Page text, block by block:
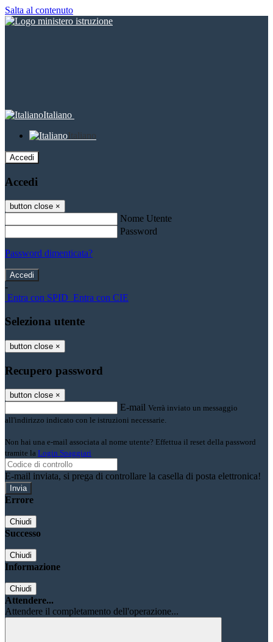
Salta al contenuto
Italiano
Italiano
Accedi
Accedi
button close ×
Nome Utente
Password
Password dimenticata?
-
Entra con SPID Entra con CIE
Seleziona utente
button close ×
Recupero password
button close ×
E-mail Verrà inviato un messaggio
all'indirizzo indicato con le istruzioni necessarie.
Non hai una e-mail associata al nome utente? Effettua il reset della password
tramite la Login Spaggiari
E-mail inviata, si prega di controllare la casella di posta elettronica!
Errore
Chiudi
Successo
Chiudi
Informazione
Chiudi
Attendere...
Attendere il completamento dell'operazione...